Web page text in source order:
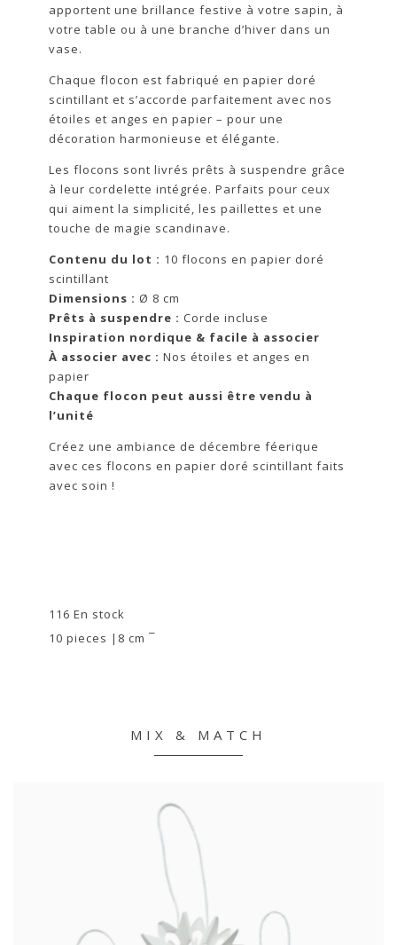
apportent une brillance festive à votre sapin, à
votre table ou à une branche d’hiver dans un
vase.
Chaque flocon est fabriqué en papier doré
scintillant et s’accorde parfaitement avec nos
étoiles et anges en papier – pour une
décoration harmonieuse et élégante.
Les flocons sont livrés prêts à suspendre grâce
à leur cordelette intégrée. Parfaits pour ceux
qui aiment la simplicité, les paillettes et une
touche de magie scandinave.
Contenu du lot : 10 flocons en papier doré
scintillant
Dimensions : Ø 8 cm
Prêts à suspendre : Corde incluse
Inspiration nordique & facile à associer
À associer avec : Nos étoiles et anges en
papier
Chaque flocon peut aussi être vendu à
l’unité
Créez une ambiance de décembre féerique
avec ces flocons en papier doré scintillant faits
avec soin !
116 En stock
10 pieces |8 cm ¯
MIX & MATCH